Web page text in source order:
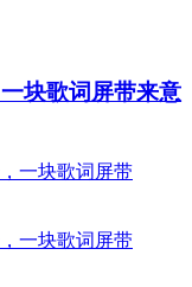
块歌词屏带来意